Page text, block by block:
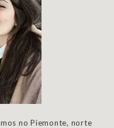
no Piemonte, norte